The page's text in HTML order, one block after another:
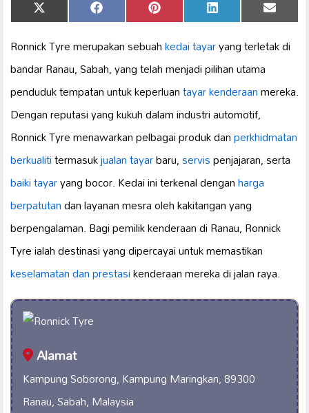
Share
on
X
(Twitter)
Share
on
Facebook Share
on
Pinterest Share
on
LinkedIn Share
on
Email
Ronnick Tyre merupakan sebuahkedai tayaryang terletak di
bandar Ranau, Sabah, yang telah menjadi pilihan utama
penduduk tempatan untuk keperluantayar kenderaanmereka.
Dengan reputasi yang kukuh dalam industri automotif,
Ronnick Tyre menawarkan pelbagai produk danperkhidmatan
berkualititermasukjualan tayarbaru,servispenjajaran, serta
baiki tayaryang bocor. Kedai ini terkenal denganharga
berpatutandan layanan mesra oleh kakitangan yang
berpengalaman. Bagi pemilik kenderaan di Ranau, Ronnick
Tyre ialah destinasi yang dipercayai untuk memastikan
keselamatan dan prestasikenderaan mereka di jalan raya.
Alamat
Kampung Soborong, Kampung Maringkan, 89300
Ranau, Sabah, Malaysia